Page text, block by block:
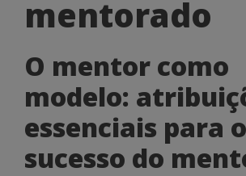
sucesso
do
mentorado
mentorado
O mentor como
modelo:
essenciais para o
sucesso do